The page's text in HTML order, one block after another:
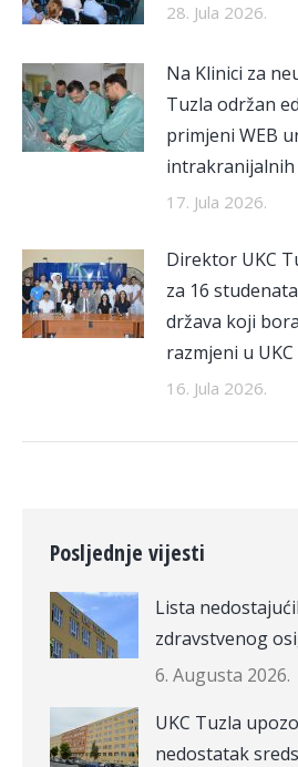
28. Jula 2026.
Na Klinici za
Tuzla održan
primjeni WEB
intrakranijalnih
17. Jula 2026.
Direktor UKC
za 16
država koji
razmjeni u
16. Jula 2026.
Posljednje vijesti
Lista
zdravstvenog
6. Augusta 2026.
UKC Tuzla
nedostatak